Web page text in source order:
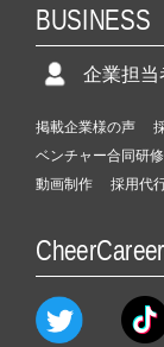
BUSINESS
企業担当
掲載企業様の声
ベンチャー合同研修
動画制作
採用代